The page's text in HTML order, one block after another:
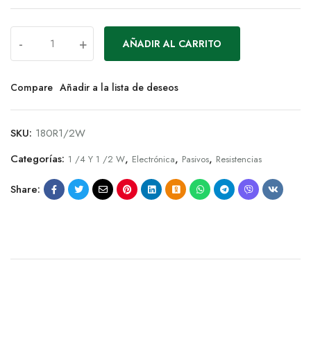
- + AÑADIR AL CARRITO
Compare Añadir a la lista de deseos
SKU: 180R1/2W
Categorías: 1 /4 Y 1 /2 W, Electrónica, Pasivos, Resistencias
Share: